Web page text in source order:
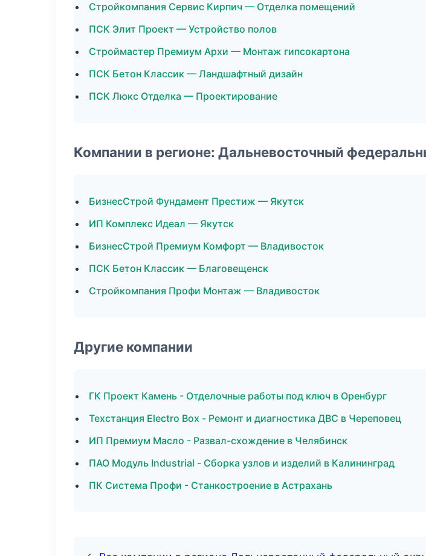
Стройкомпания Сервис Кирпич — Отделка помещений
ПСК Элит Проект — Устройство полов
Строймастер Премиум Архи — Монтаж гипсокартона
ПСК Бетон Классик — Ландшафтный дизайн
ПСК Люкс Отделка — Проектирование
Компании в регионе: Дальневосточный
БизнесСтрой Фундамент Престиж — Якутск
ИП Комплекс Идеал — Якутск
БизнесСтрой Премиум Комфорт — Владивосток
ПСК Бетон Классик — Благовещенск
Стройкомпания Профи Монтаж — Владивосток
Другие компании
ГК Проект Камень - Отделочные работы под ключ в Оренбург
Техстанция Electro Box - Ремонт и диагностика ДВС в Череповец
ИП Премиум Масло - Развал-схождение в Челябинск
ПАО Модуль Industrial - Сборка узлов и изделий в Калининград
ПК Система Профи - Станкостроение в Астрахань